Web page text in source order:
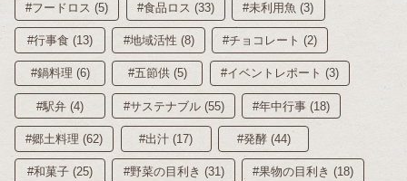
#フードロス (5) #食品ロス (33) #未利用魚 (3)
#行事食 (13) #地域活性 (8) #チョコレート (2)
#鍋料理 (6) #五節供 (5) #イベントレポート (3)
#駅弁 (4) #サステナブル (55) #年中行事 (18)
#郷土料理 (62) #出汁 (17) #発酵 (44)
#和菓子 (25) #野菜の目利き (31) #果物の目利き (18)